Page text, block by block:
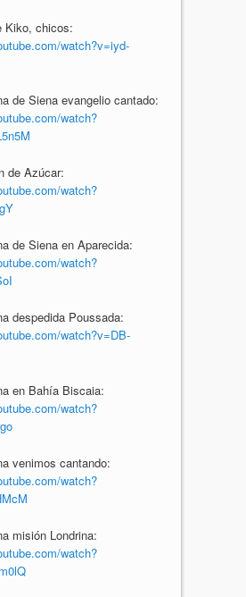
Kiko, chicos:
watch?v=iyd-
de Siena evangelio cantado:
watch?
de Azúcar:
watch?
de Siena en Aparecida:
watch?
despedida Poussada:
watch?v=DB-
en Bahía Biscaia:
watch?
venimos cantando:
watch?
misión Londrina:
watch?